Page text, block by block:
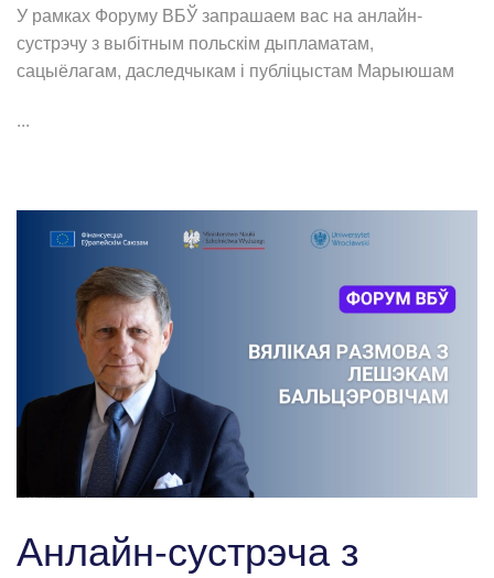
У рамках Форуму ВБЎ запрашаем вас на анлайн-
сустрэчу з выбітным польскім дыпламатам,
сацыёлагам, даследчыкам і публіцыстам Марыюшам
...
Анлайн-сустрэча з